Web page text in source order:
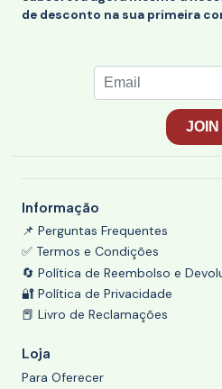
de desconto na sua primeira
Informação
📌 Perguntas Frequentes
✅ Termos e Condições
🔄 Política de Reembolso e
🔐 Política de Privacidade
📕 Livro de Reclamações
Loja
Para Oferecer